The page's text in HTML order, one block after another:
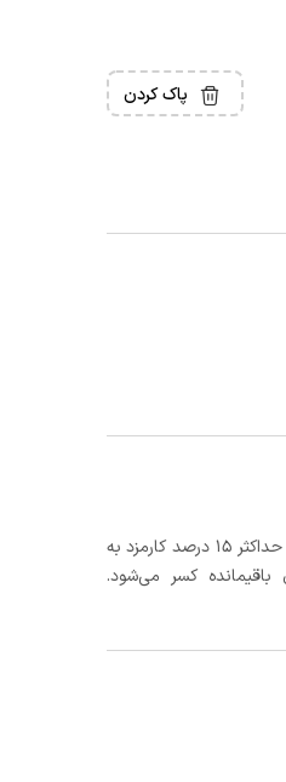
پاک کردن
در صورتی که رزرو، حداقل 3 روز کامل قبل از تاریخ ورود لغو گردد؛ مبلغ صورتحساب پس از کسر حداکثر 15 درصد کارمزد به